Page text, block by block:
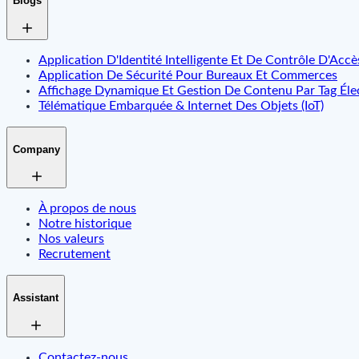
Application D'Identité Intelligente Et De Contrôle
Application De Sécurité Pour Bureaux Et Commerces
Affichage Dynamique Et Gestion De Contenu Par Tag
Télématique Embarquée & Internet Des Objets (IoT)
Company
À propos de nous
Notre historique
Nos valeurs
Recrutement
Assistant